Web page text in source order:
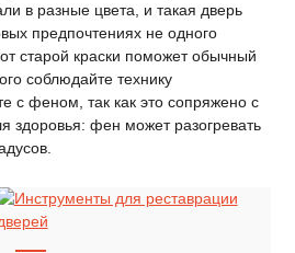
в разные цвета, и такая дверь
предпочтениях не одного
старой краски поможет обычный
соблюдайте технику
с феном, так как это сопряжено с
здоровья: фен может разогревать